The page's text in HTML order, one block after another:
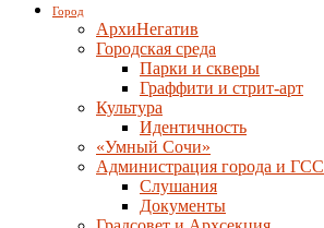
Город
АрхиНегатив
Городская среда
Парки и скверы
Граффити и стрит-арт
Культура
Идентичность
«Умный Сочи»
Администрация города и ГСС
Слушания
Документы